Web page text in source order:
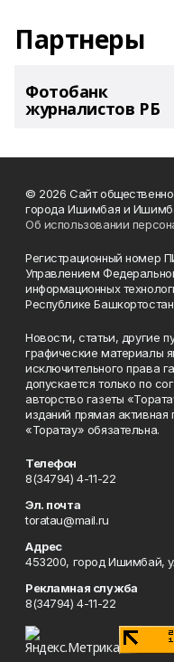
Партнеры
Фотобанк
журналистов РБ
© 2026 Сайт
города Ишимбая и
Об использовании
Регистрационный номер
Управлением
информационных
Республике Башкортостан
Новости, статьи, другие
графические материалы
исключительного права
допускается только по
авторство газеты
изданий прямая активная
«Торатау» обязательна.
Телефон
8(34794) 4-11-22
Эл. почта
toratau@mail.ru
Адрес
453200, город Ишимбай,
Рекламная служба
8(34794) 4-11-22